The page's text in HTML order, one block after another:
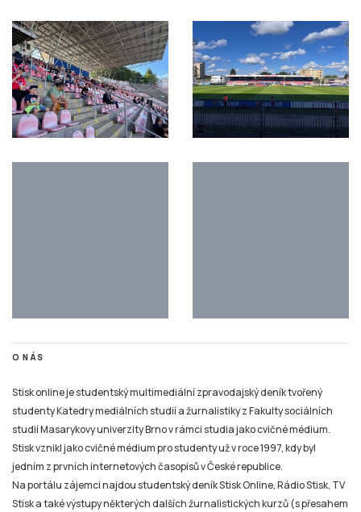
O NÁS
Stisk online je studentský multimediální zpravodajský deník tvořený
studií Masarykovy univerzity Brno v rámci studia jako cvičné médium.
Stisk vznikl jako cvičné médium pro studenty už v roce 1997, kdy byl
jedním z prvních internetových časopisů v České republice.
Na portálu zájemci najdou studentský deník Stisk Online, Rádio Stisk, TV
Stisk a také výstupy některých dalších žurnalistických kurzů (s přesahem
na sociální sítě). Cílem multimediální dílny je simulace redakčního
prostředí, každý student si tak může vyzkoušet všechny základní role při